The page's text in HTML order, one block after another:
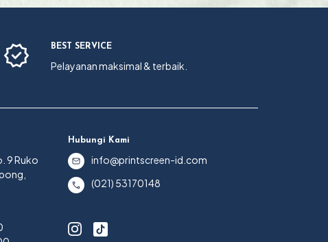
BEST SERVICE
Pelayanan maksimal & terbaik.
9 Ruko
Hubungi Kami
info@printscreen-id.com
(021) 53170148